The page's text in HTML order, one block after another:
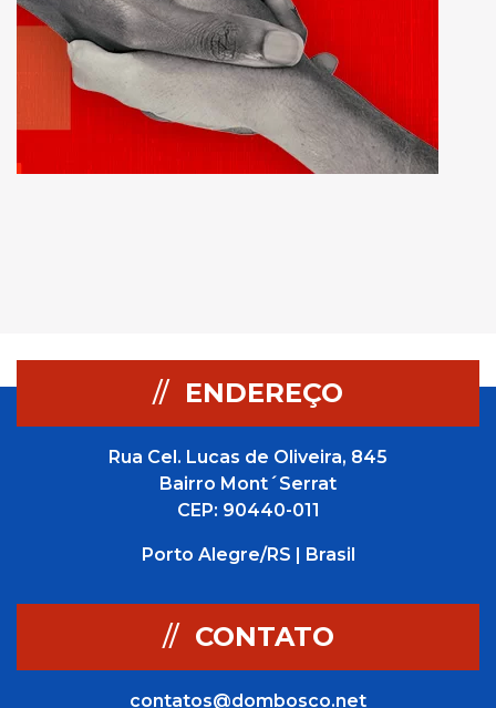
// ENDEREÇO
Rua Cel. Lucas de Oliveira, 845
Bairro Mont´Serrat
CEP: 90440-011
Porto Alegre/RS | Brasil
// CONTATO
contatos@dombosco.net